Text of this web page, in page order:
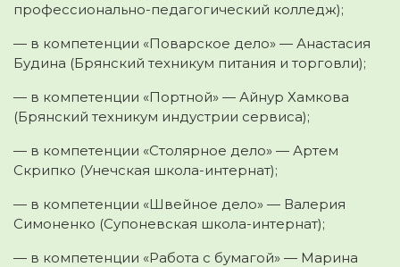
профессионально-педагогический колледж);
— в компетенции «Поварское дело» — Анастасия
Будина (Брянский техникум питания и торговли);
— в компетенции «Портной» — Айнур Хамкова
(Брянский техникум индустрии сервиса);
— в компетенции «Столярное дело» — Артем
Скрипко (Унечская школа-интернат);
— в компетенции «Швейное дело» — Валерия
Симоненко (Супоневская школа-интернат);
— в компетенции «Работа с бумагой» — Марина